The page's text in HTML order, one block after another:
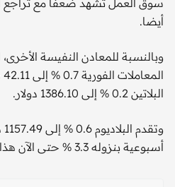
أيضا.
وبالنسبة للمعادن النفيسة
البلاتين 0.2 % إلى 1386.10 دولار.
أسبوعية بنزوله 3.3 % حتى الآن هذا الأسبوع.